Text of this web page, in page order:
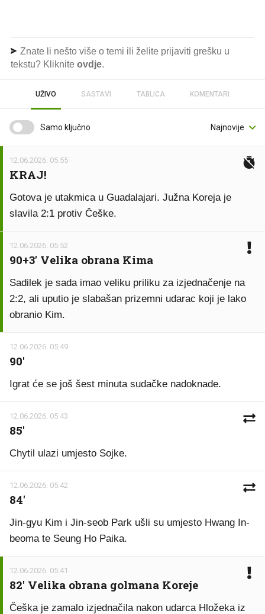
Znate li nešto više o temi ili želite prijaviti grešku u
tekstu? Kliknite ovdje.
UŽIVO SASTAVI TABLICA KOMENTARI
Samo ključno
12.06.2026. 05:55
KRAJ!
Gotova je utakmica u Guadalajari. Južna Koreja je
slavila 2:1 protiv Češke.
12.06.2026. 05:52
90+3' Velika obrana Kima
Sadilek je sada imao veliku priliku za izjednačenje na
2:2, ali uputio je slabašan prizemni udarac koji je lako
obranio Kim.
12.06.2026. 05:49
90'
Igrat će se još šest minuta sudačke nadoknade.
12.06.2026. 05:43
85'
Chytil ulazi umjesto Sojke.
12.06.2026. 05:42
84'
Jin-gyu Kim i Jin-seob Park ušli su umjesto Hwang In-
beoma te Seung Ho Paika.
12.06.2026. 05:41
82' Velika obrana golmana Koreje
Češka je zamalo izjednačila nakon udarca Hložeka iz